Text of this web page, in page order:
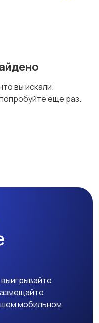
прицепы
вы искали.
еще раз.
мобильном